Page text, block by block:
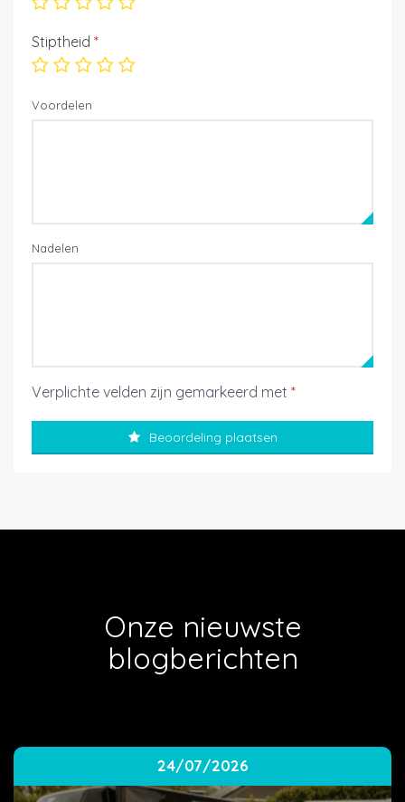
Stiptheid *
Voordelen
Nadelen
Verplichte velden zijn gemarkeerd met *
Beoordeling plaatsen
Onze nieuwste
blogberichten
24/07/2026